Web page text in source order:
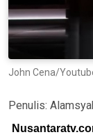
John Cena/
Penulis: